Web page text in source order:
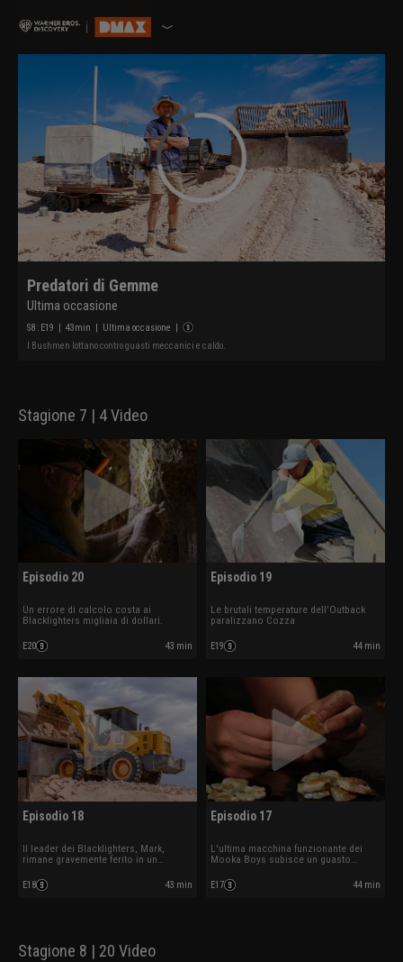
Predatori di Gemme
Ultima occasione
S8 : E19 | 43min | Ultima occasione |
I Bushmen lottano contro guasti meccanici e caldo.
Stagione 7 | 4 Video
Episodio 20
Un errore di calcolo costa ai
Blacklighters migliaia di dollari.
E20 43 min
Episodio 19
Le brutali temperature dell'Outback
paralizzano Cozza
E19 44 min
Episodio 18
Il leader dei Blacklighters, Mark,
rimane gravemente ferito in un
E18 43 min
Episodio 17
L'ultima macchina funzionante dei
Mooka Boys subisce un guasto
E17 44 min
Stagione 8 | 20 Video